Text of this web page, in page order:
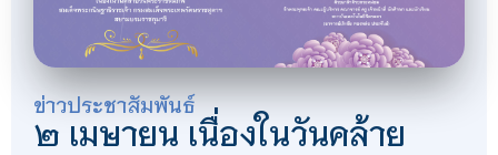
ข่าวประชาสัมพันธ์
๒ เมษายน เนื่องในวันคล้าย